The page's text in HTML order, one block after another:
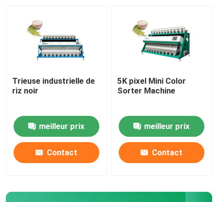
Visite d'usine
Contrôle de qualité
Contactez-nous
Nouvelles
Demandez une citation
Trieuse industrielle de
riz noir
meilleur prix
Contact
5K pixel Mini Color
Sorter Machine
meilleur prix
Contact